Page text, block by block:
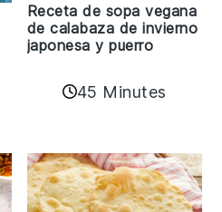
Receta de sopa vegana
de calabaza de invierno
japonesa y puerro
45 Minutes